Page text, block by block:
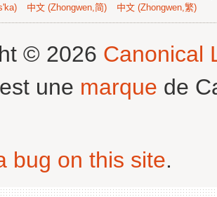
中文 (Zhongwen,简) 中文 (Zhongwen,繁)
© 2026 Canonical
une marque de
bug on this site.